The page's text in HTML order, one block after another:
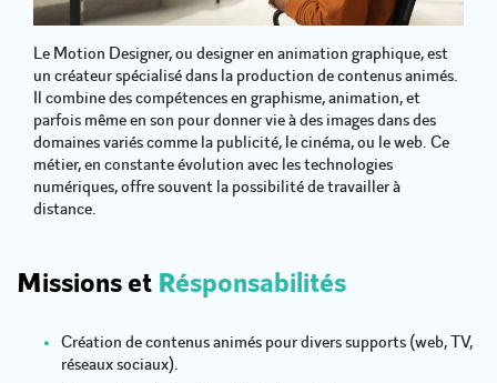
Le Motion Designer, ou designer en animation graphique, est
un créateur spécialisé dans la production de contenus animés.
Il combine des compétences en graphisme, animation, et
parfois même en son pour donner vie à des images dans des
domaines variés comme la publicité, le cinéma, ou le web. Ce
métier, en constante évolution avec les technologies
numériques, offre souvent la possibilité de travailler à
distance.
Missions et Résponsabilités
Création de contenus animés pour divers supports (web, TV,
réseaux sociaux).